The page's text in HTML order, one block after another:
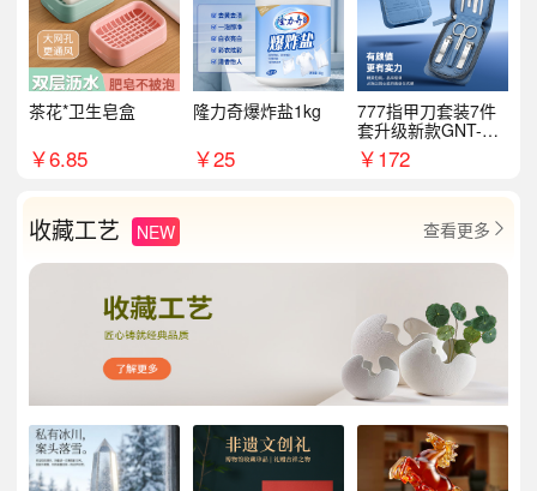
茶花*卫生皂盒
￥6.85
隆力奇爆炸盐1kg
￥25
777指甲刀套装7件
套升级新款GNT-PM
072
￥172
收藏工艺 NEW 查看更多 